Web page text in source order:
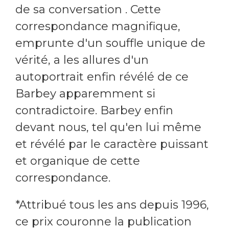
de sa conversation . Cette
correspondance magnifique,
emprunte d'un souffle unique de
vérité, a les allures d'un
autoportrait enfin révélé de ce
Barbey apparemment si
contradictoire. Barbey enfin
devant nous, tel qu'en lui même
et révélé par le caractère puissant
et organique de cette
correspondance.
*Attribué tous les ans depuis 1996,
ce prix couronne la publication